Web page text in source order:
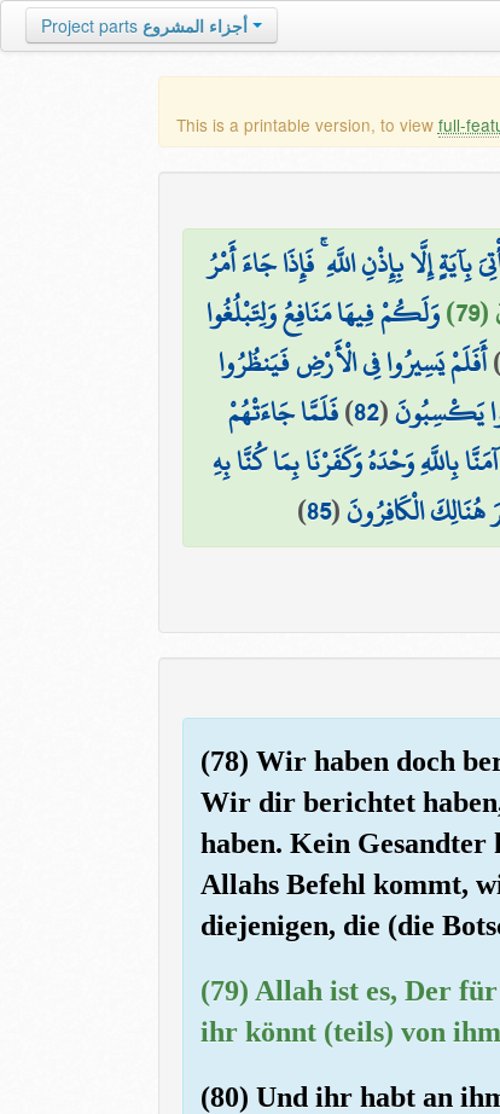
Project parts أجزاء المشروع
This is a printable version, to view full-
إِلَّا بِإِذْنِ اللَّهِ ۚ فَإِذَا جَاءَ أَمْرُ
وَلَكُمْ فِيهَا مَنَافِعُ وَلِتَبْلُغُوا
أَفَلَمْ يَسِيرُوا فِي الْأَرْضِ فَيَنظُرُوا
يَكْسِبُونَ(
82
)فَلَمَّا جَاءَتْهُمْ
بِاللَّهِ وَحْدَهُ وَكَفَرْنَا بِمَا كُنَّا بِهِ
الْكَافِرُونَ(
85
)
(78) Wir haben doch
Wir dir berichtet
haben. Kein
Allahs Befehl kommt,
diejenigen, die (die
(79) Allah ist es, Der
ihr könnt (teils) von ihm
(80) Und ihr habt an